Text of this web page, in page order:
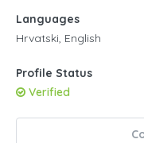
Languages
Hrvatski, English
Profile Status
Verified